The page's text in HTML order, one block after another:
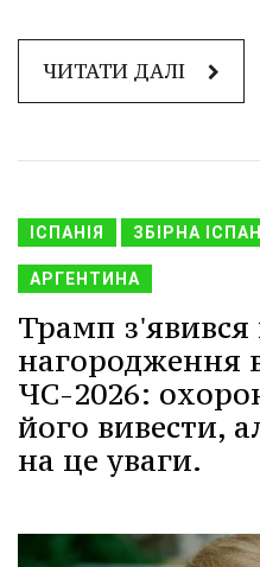
ЧИТАТИ ДАЛІ
ІСПАНІЯ ЗБІРНА
АРГЕНТИНА
Трамп з'явився
нагородження в
ЧС-2026:
його вивести,
на це уваги.